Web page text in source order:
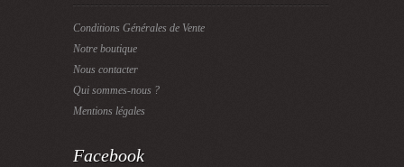
Conditions Générales de Vente
Notre boutique
Nous contacter
Qui sommes-nous ?
Mentions légales
Facebook